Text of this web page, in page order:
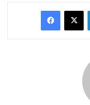
Facebook
X